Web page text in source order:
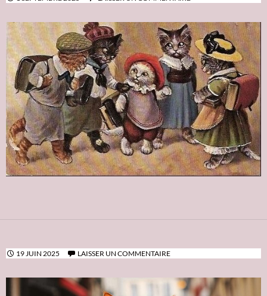
19 JUIN 2025 LAISSER UN COMMENTAIRE